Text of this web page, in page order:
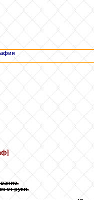
от руки.